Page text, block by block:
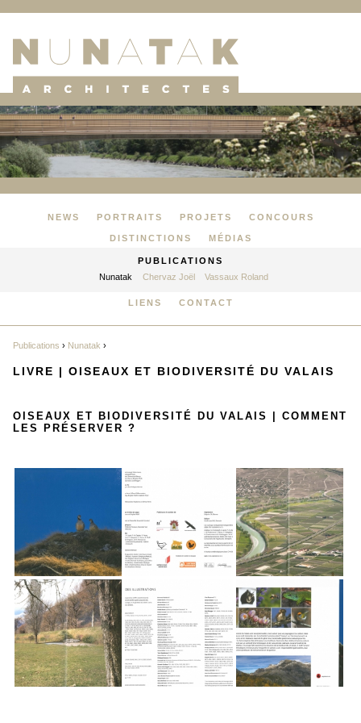
NEWS PORTRAITS PROJETS CONCOURS
DISTINCTIONS MÉDIAS
PUBLICATIONS
Nunatak
Chervaz Joël Vassaux Roland
LIENS CONTACT
Publications › Nunatak ›
LIVRE | OISEAUX ET BIODIVERSITÉ DU VALAIS
OISEAUX ET BIODIVERSITÉ DU VALAIS | COMMENT
LES PRÉSERVER ?